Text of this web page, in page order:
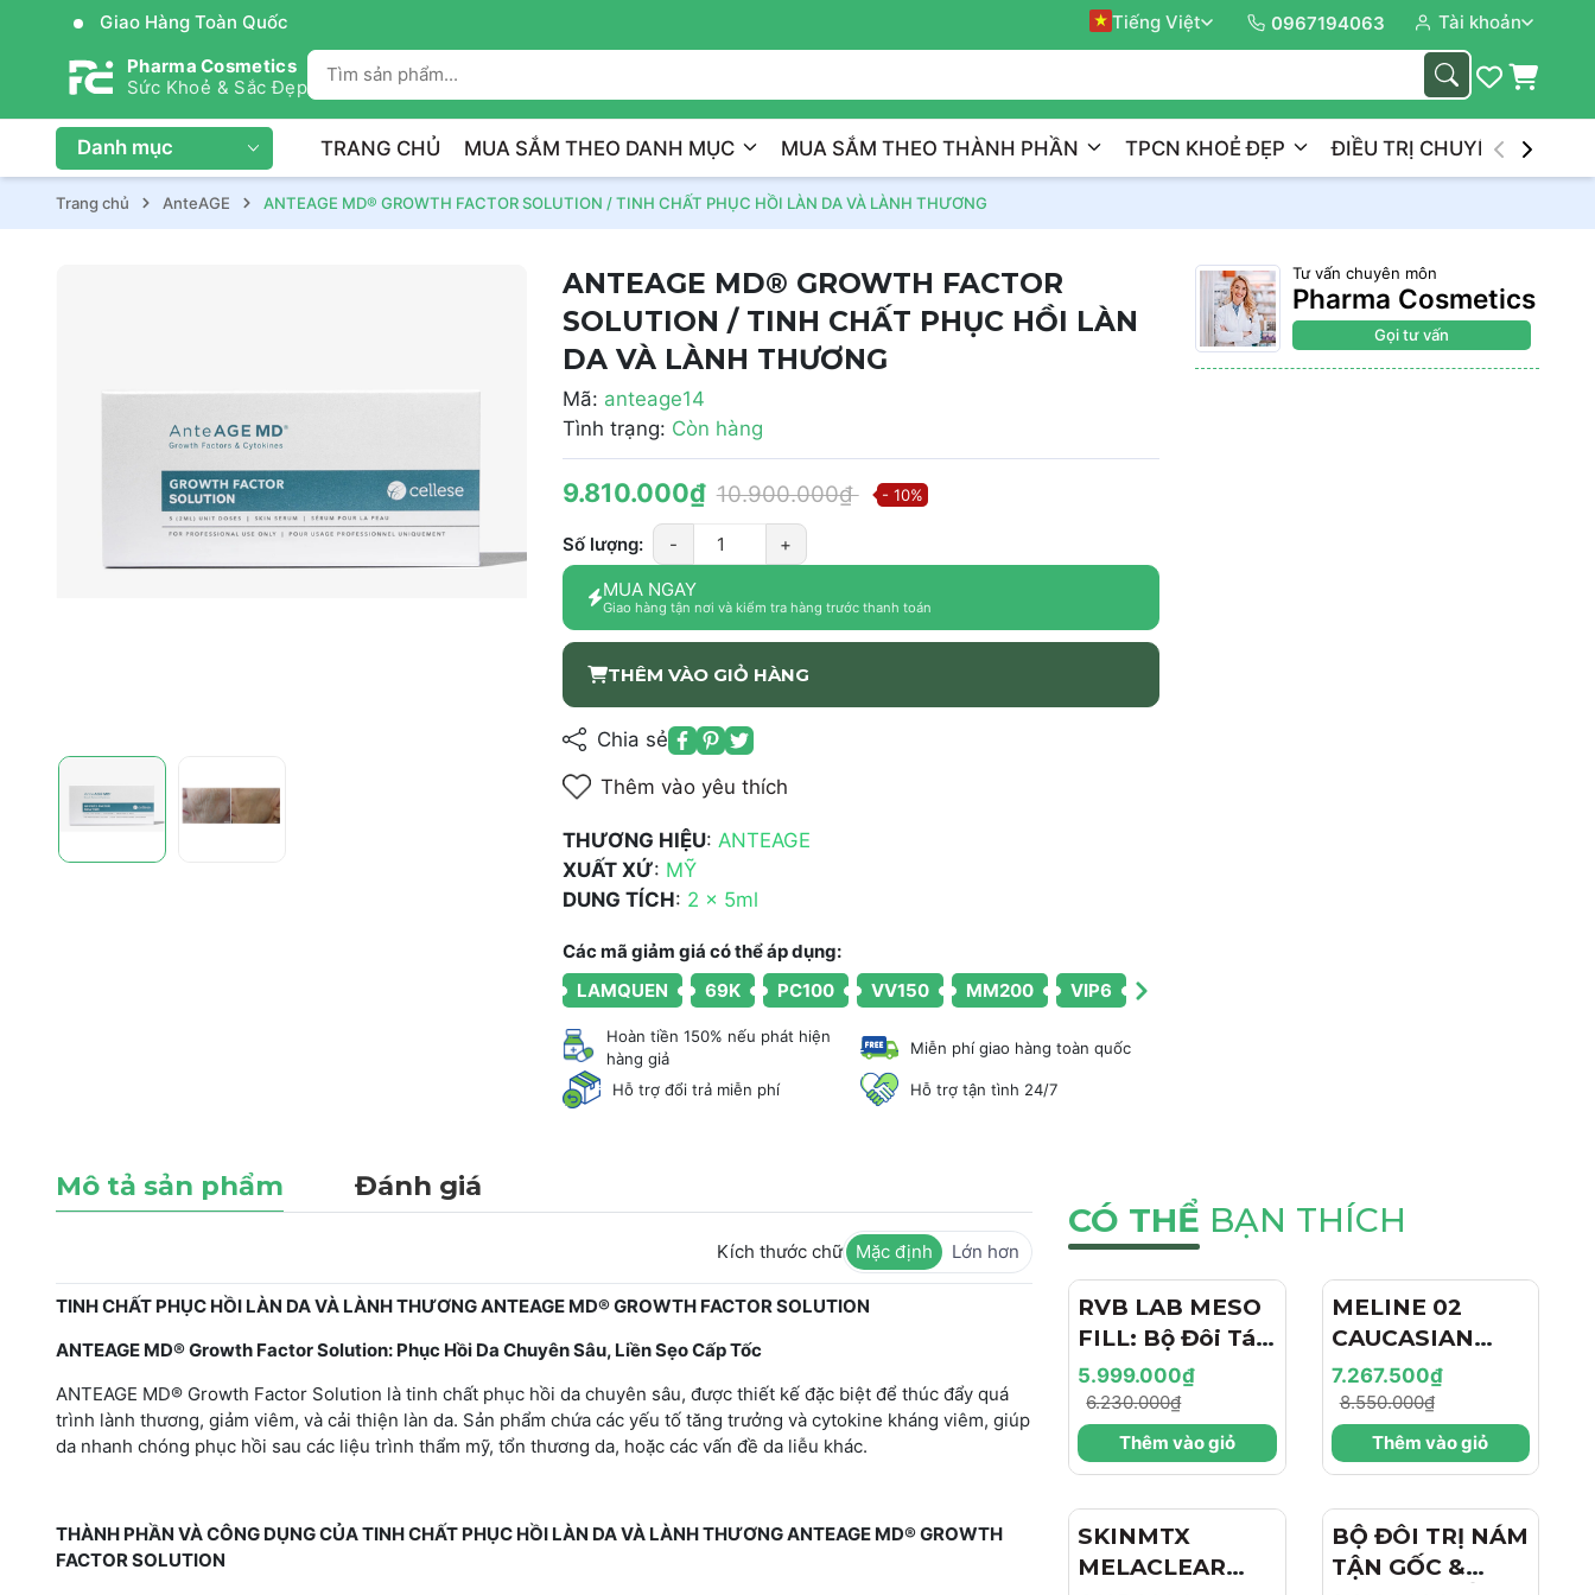
Giao Hàng Toàn Quốc Tiếng Việt 0967194063
Tài khoản
Pharma Cosmetics
Sức Khoẻ & Sắc Đẹp
Danh mục TRANG CHỦ MUA SẮM THEO DANH MỤC MUA SẮM THEO THÀNH PHẦN TPCN KHOẺ ĐẸP ĐIỀU TRỊ CHUYÊN NGHIỆP
Trang chủ AnteAGE ANTEAGE MD® GROWTH FACTOR SOLUTION / TINH CHẤT PHỤC HỒI LÀN DA VÀ LÀNH THƯƠNG
ANTEAGE MD® GROWTH FACTOR
SOLUTION / TINH CHẤT PHỤC HỒI LÀN
DA VÀ LÀNH THƯƠNG
Mã: anteage14
Tình trạng: Còn hàng
9.810.000₫ 10.900.000₫ - 10%
Số lượng: - +
MUA NGAY
Giao hàng tận nơi và kiểm tra hàng trước thanh toán
THÊM VÀO GIỎ HÀNG
Chia sẻ
Thêm vào yêu thích
THƯƠNG HIỆU: ANTEAGE
XUẤT XỨ: MỸ
DUNG TÍCH: 2 x 5ml
Các mã giảm giá có thể áp dụng:
LAMQUEN
69K PC100 VV150 MM200 VIP6
Hoàn tiền 150% nếu phát hiện
hàng giả
Miễn phí giao hàng toàn quốc
Hỗ trợ đổi trả miễn phí Hỗ trợ tận tình 24/7
Tư vấn chuyên môn
Pharma Cosmetics
Gọi tư vấn
Mô tả sản phẩm Đánh giá
Kích thước chữ Mặc định Lớn hơn
TINH CHẤT PHỤC HỒI LÀN DA VÀ LÀNH THƯƠNG ANTEAGE MD® GROWTH FACTOR SOLUTION
ANTEAGE MD® Growth Factor Solution: Phục Hồi Da Chuyên Sâu, Liền Sẹo Cấp Tốc
ANTEAGE MD® Growth Factor Solution là tinh chất phục hồi da chuyên sâu, được thiết kế đặc biệt để thúc đẩy quá
trình lành thương, giảm viêm, và cải thiện làn da. Sản phẩm chứa các yếu tố tăng trưởng và cytokine kháng viêm, giúp
da nhanh chóng phục hồi sau các liệu trình thẩm mỹ, tổn thương da, hoặc các vấn đề da liễu khác.
THÀNH PHẦN VÀ CÔNG DỤNG CỦA TINH CHẤT PHỤC HỒI LÀN DA VÀ LÀNH THƯƠNG ANTEAGE MD® GROWTH
FACTOR SOLUTION
CÓ THỂ BẠN THÍCH
- 4%
RVB LAB MESO
FILL: Bộ Đôi Tái
Tạo & Nâng Cơ
Chuyên Sâu -
Hiệu Ứng "Filler
+ Botox Like"
Hóa
5.999.000₫
6.230.000₫
Thêm vào giỏ
MELINE 02
CAUCASIAN
SKIN
DAY/NIGHT / BỘ
ĐÔI TRỊ NÁM
NGÀY/ĐÊM,
HÓA VÀ CĂNG
BÓNG
7.267.500₫
8.550.000₫
Thêm vào giỏ
SKINMTX
MELACLEAR
BỘ ĐÔI TRỊ NÁM
TẬN GỐC &